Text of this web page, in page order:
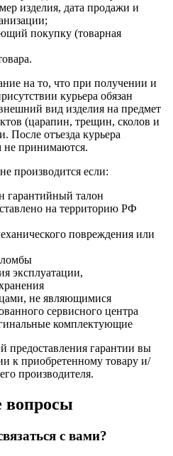
изделия, дата продажи и
покупку (товарная
на то, что при получении и
курьера обязан
вид изделия на предмет
(царапин, трещин, сколов и
После отъезда курьера
не принимаются.
производится если:
гарантийный талон
на территорию РФ
повреждения или
эксплуатации,
не являющимися
сервисного центра
комплектующие
предоставления гарантии вы
к приобретенному товару и/
производителя.
вопросы
с вами?